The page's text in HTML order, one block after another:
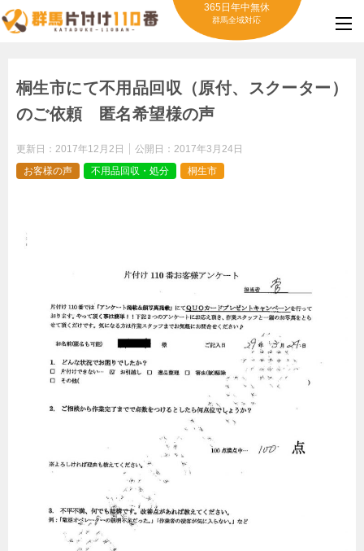
365日年中無休
群馬全域対応
桐生市にて不用品回収（原付、スクーター）
のご依頼 匿名希望様の声
更新日： 2017年12月2日 公開日： 2017年3月24日
お客様の声
不用品回収・処分 桐生市